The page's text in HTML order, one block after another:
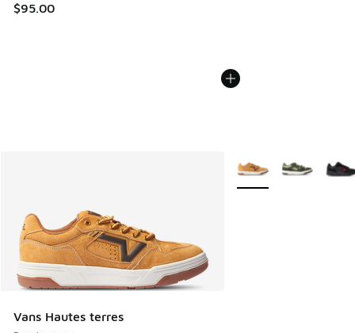
$95.00
Vans Hautes terres
Plus de couleurs